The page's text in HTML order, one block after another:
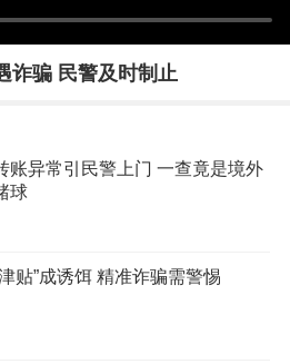
诈骗 民警及时制止
账异常引民警上门 一查竟是境外
球
贴”成诱饵 精准诈骗需警惕